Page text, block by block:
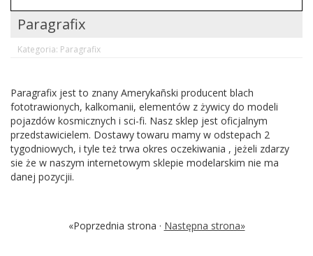
Paragrafix
Kategoria: Paragrafix
Paragrafix jest to znany Amerykañski producent blach
fototrawionych, kalkomanii, elementów z żywicy do modeli
pojazdów kosmicznych i sci-fi. Nasz sklep jest oficjalnym
przedstawicielem. Dostawy towaru mamy w odstepach 2
tygodniowych, i tyle też trwa okres oczekiwania , jeżeli zdarzy
sie że w naszym internetowym sklepie modelarskim nie ma
danej pozycjii.
«Poprzednia strona · Następna strona»